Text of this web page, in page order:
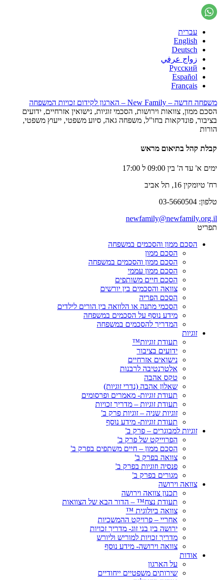
עברית
English
Deutsch
زواج عرفي
Русский
Español
Français
משפחה חדשה – New Family – הארגון לקידום זכויות המשפחה
הסכם ממון, צוואות וירושות, הסכמי זוגיות, נישואין אזרחיים, ידועים
בציבור, פונדקאות בחו"ל, משפחה גאה, סיוע משפטי, ייעוץ משפטי,
הורות
קבלת קהל בתיאום מראש
ימים א' עד ה' בין 09:00 ל 17:00
רח' טיומקין 16, תל אביב
טלפון: 03-5660504
newfamily@newfamily.org.il
תפריט
הסכם ממון והסכמים במשפחה
הסכם ממון
הסכם ממון והסכמים במשפחה
הסכם ממון עממי
הסכם חיים משותפים
צוואה והסכמים בין יורשים
הסכם הפריה
הסכמי מתנה או הלוואה בין הורים לילדים
מידע נוסף על הסכמים במשפחה
המדריך להסכמים במשפחה
זוגיות
תעודת זוגיות™
ידועים בציבור
נישואים אזרחיים
אלטרנטיבה לרבנות
טקס אהבה
שאלון אהבה (נדרי זוגיות)
תעודת זוגיות- מאמרים ופרסומים
תעודת זוגיות – מדריך זכויות
זוגיות שניה – זוגיות פרק ב'
תעודת זוגיות- מידע נוסף
זוגיות למבוגרים – פרק ב'
הפרוייקט של פרק ב'
הסכם ממון – חיים משתפים בפרק ב'
צוואה בפרק ב'
פנסיה וזוגיות בפרק ב'
מגורים בפרק ב'
צוואה וירושה
תכנון צוואה וירושה
תעודת נצח™ – הדור הבא של הצוואות
צוואה ביולוגית ™
אחריי – פרויקט ההמשכיות
ירושה בין בני זוג- מדריך זכויות
מדריך זכויות למוריש וליורש
צוואה וירושה- מידע נוסף
אודות
על הארגון
שירותים משפטיים ייחודיים